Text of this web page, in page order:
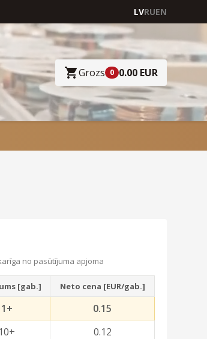
LVRUEN
Grozs 0 0.00 EUR
no pasūtījuma apjoma
[gab.] Neto cena [EUR/gab.]
1+
0.15
10+
0.12